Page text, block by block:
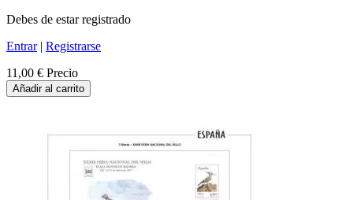
Debes de estar registrado
Entrar| Registrarse
11,00 € Precio
Añadir al carrito